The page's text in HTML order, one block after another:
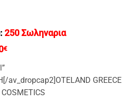
250 Σωληναρια
€
av_dropcap2]OTELAND GREECE